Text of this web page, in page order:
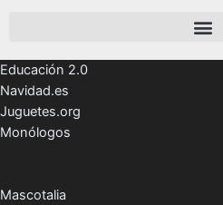
Educación 2.0
Navidad.es
Juguetes.org
Monólogos
Mascotalia